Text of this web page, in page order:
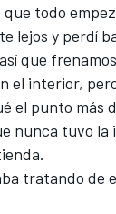
todo
lejos y perdí
que
el interior,
el punto más
nunca tuvo la
tratando de